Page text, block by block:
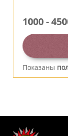
1000-
Показаны